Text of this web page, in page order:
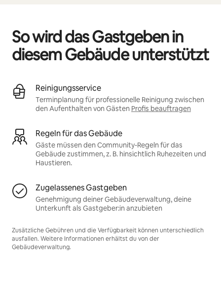
So wird das Gastgeben in
diesem Gebäude unterstützt
Reinigungsservice
Terminplanung für professionelle Reinigung zwischen
den Aufenthalten von Gästen Profis beauftragen
Regeln für das Gebäude
Gäste müssen den Community-Regeln für das
Gebäude zustimmen, z. B. hinsichtlich Ruhezeiten und
Haustieren.
Zugelassenes Gastgeben
Genehmigung deiner Gebäudeverwaltung, deine
Unterkunft als Gastgeber:in anzubieten
Zusätzliche Gebühren und die Verfügbarkeit können unterschiedlich
ausfallen. Weitere Informationen erhältst du von der
Gebäudeverwaltung.